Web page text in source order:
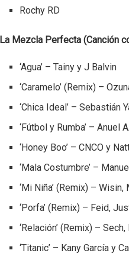
Rochy RD
La Mezcla Perfecta (Canción
‘Agua’ – Tainy y J Balvin
‘Caramelo’ (Remix) –
‘Chica Ideal’ – Sebastián
‘Fútbol y Rumba’ – Anuel
‘Honey Boo’ – CNCO y
‘Mala Costumbre’ –
‘Mi Niña’ (Remix) –
‘Porfa’ (Remix) – Feid,
‘Relación’ (Remix) –
‘Titanic’ – Kany García y